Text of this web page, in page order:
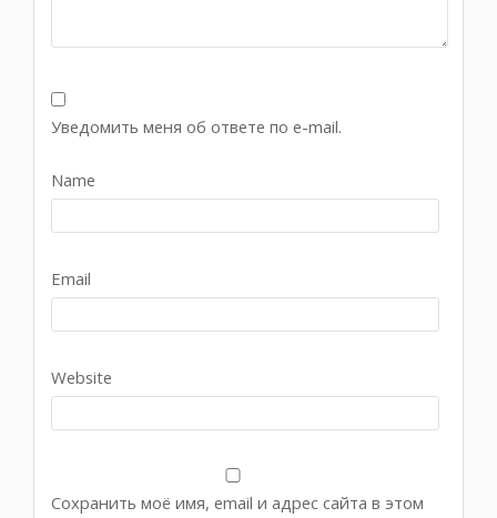
Уведомить меня об ответе по e-mail.
Name
Email
Website
Сохранить моё имя, email и адрес сайта в этом